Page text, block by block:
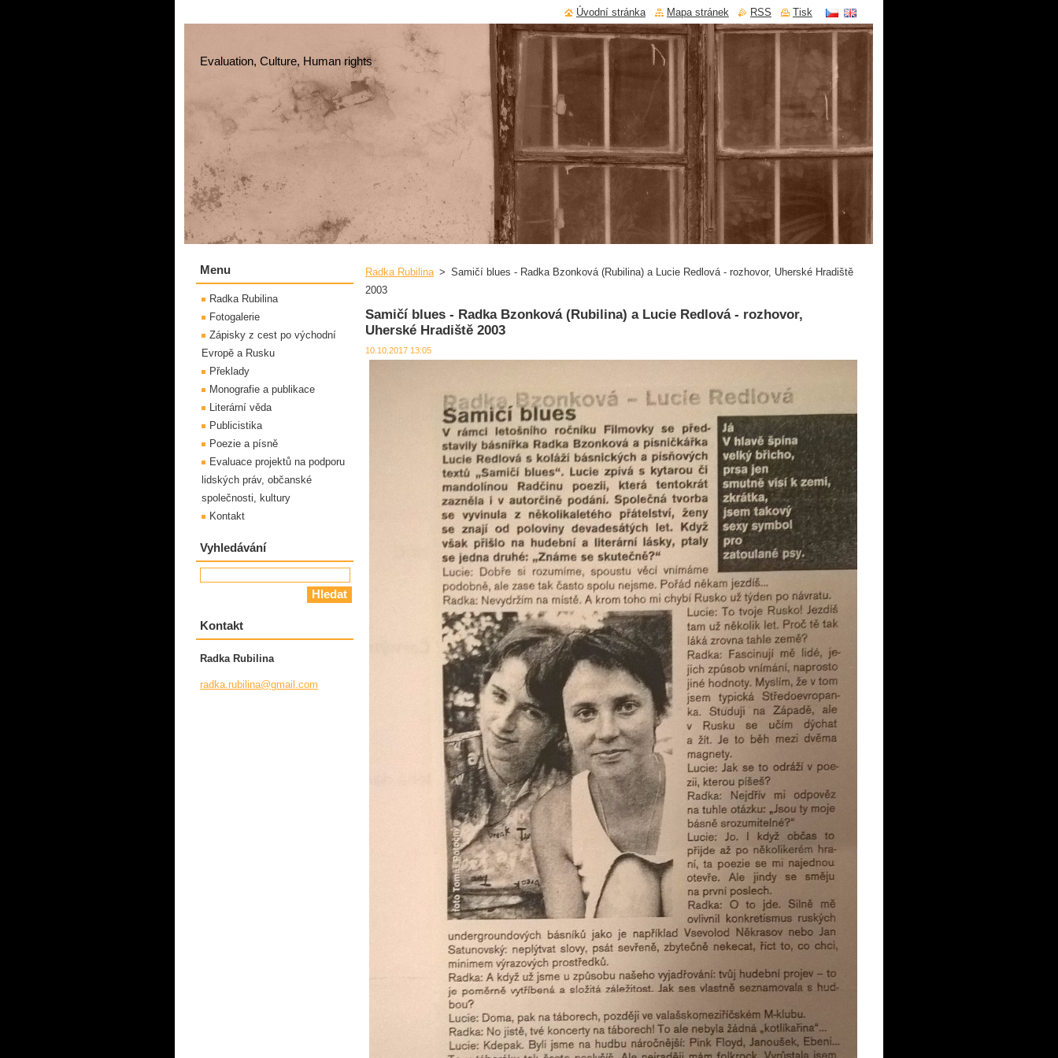
Evaluation, Culture, Human rights
Radka Rubilina > Samičí blues - Radka Bzonková (Rubilina) a Lucie Redlová - rozhovor, Uherské Hradiště
2003
Samičí blues - Radka Bzonková (Rubilina) a Lucie Redlová - rozhovor,
Uherské Hradiště 2003
10.10.2017 13:05
Menu
Radka Rubilina
Fotogalerie
Zápisky z cest po východní
Evropě a Rusku
Překlady
Monografie a publikace
Literární věda
Publicistika
Poezie a písně
Evaluace projektů na podporu
lidských práv, občanské
společnosti, kultury
Kontakt
Vyhledávání
Kontakt
Radka Rubilina
radka.rubilina@gmail.com
Úvodní stránka Mapa stránek RSS Tisk